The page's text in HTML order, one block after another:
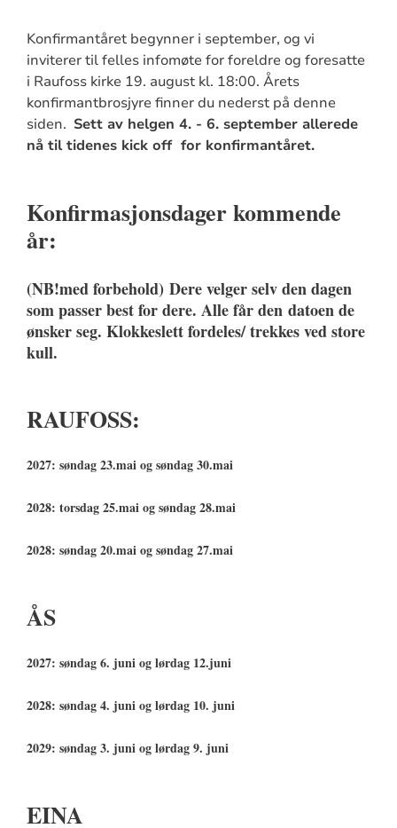
Konfirmantåret begynner i september, og vi
inviterer til felles infomøte for foreldre og foresatte
i Raufoss kirke 19. august kl. 18:00. Årets
konfirmantbrosjyre finner du nederst på denne
siden. Sett av helgen 4. - 6. september allerede
nå til tidenes kick off for konfirmantåret.
Konfirmasjonsdager kommende
år:
(NB!med forbehold) Dere velger selv den dagen
som passer best for dere. Alle får den datoende
ønsker seg. Klokkeslett fordeles/ trekkes ved store
kull.
RAUFOSS:
2027: søndag 23.mai og søndag 30.mai
2028: torsdag 25.mai og søndag 28.mai
2028: søndag 20.mai og søndag 27.mai
ÅS
2027: søndag 6. juni og lørdag 12.juni
2028: søndag 4. juni og lørdag 10. juni
2029: søndag 3. juni og lørdag 9. juni
EINA